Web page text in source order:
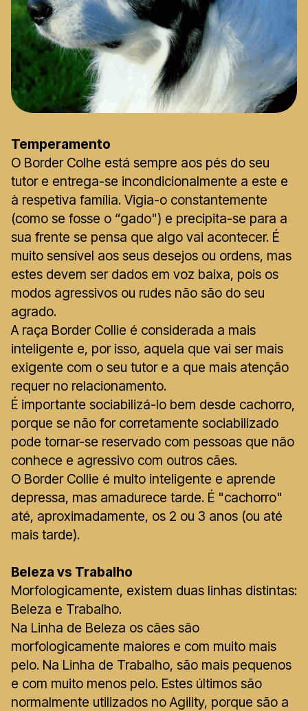
Temperamento
O Border Colhe está sempre aos pés do seu
tutor e entrega-se incondicionalmente a este e
à respetiva família. Vigia-o constantemente
(como se fosse o “gado") e precipita-se para a
sua frente se pensa que algo vai acontecer. É
muito sensível aos seus desejos ou ordens, mas
estes devem ser dados em voz baixa, pois os
modos agressivos ou rudes não são do seu
agrado.
A raça Border Collie é considerada a mais
inteligente e, por isso, aquela que vai ser mais
exigente com o seu tutor e a que mais atenção
requer no relacionamento.
É importante sociabilizá-lo bem desde cachorro,
porque se não for corretamente sociabilizado
pode tornar-se reservado com pessoas que não
conhece e agressivo com outros cães.
O Border Collie é multo inteligente e aprende
depressa, mas amadurece tarde. É "cachorro"
até, aproximadamente, os 2 ou 3 anos (ou até
mais tarde).
Beleza vs Trabalho
Morfologicamente, existem duas linhas distintas:
Beleza e Trabalho.
Na Linha de Beleza os cães são
morfologicamente maiores e com muito mais
pelo. Na Linha de Trabalho, são mais pequenos
e com muito menos pelo. Estes últimos são
normalmente utilizados no Agility, porque são a